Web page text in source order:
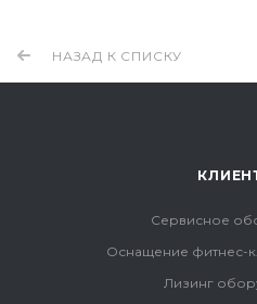
НАЗАД К СПИСКУ
Сервисное
Оснащение фитнес-
Лизинг